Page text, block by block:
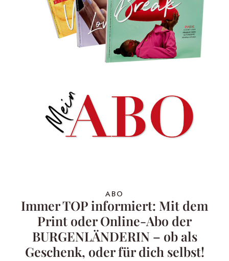
ABO
Immer TOP informiert: Mit dem
Print oder Online-Abo der
BURGENLÄNDERIN – ob als
Geschenk, oder für dich selbst!